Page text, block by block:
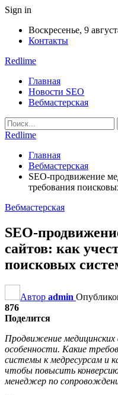
Sign in
Воскресенье, 9
Контакты
Redlime
Главная
Новости SEO
Вебмастерская
Redlime
Главная
Вебмастерская
SEO-продвижение
требования
Вебмастерская
SEO-
сайтов: как
поисковых
Автор admin
876
Поделится
Продвижение медицинских
особенности. Какие
системы к медресурсам и
чтобы повысить
менеджер по